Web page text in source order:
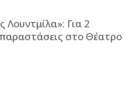
Για 2
παραστάσεις στο Θέατρο